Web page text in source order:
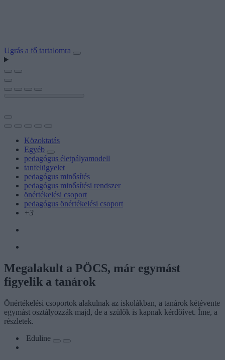
Ugrás a fő tartalomra
Közoktatás
Egyéb
pedagógus életpályamodell
tanfelügyelet
pedagógus minősítés
pedagógus minősítési rendszer
önértékelési csoport
pedagógus önértékelési csoport
+3
Megalakult a PÖCS, már egymást
figyelik a tanárok
Önértékelési csoportok alakulnak az iskolákban, a tanárok kétévente
egymást osztályozzák majd, de a szülők is kapnak kérdőívet. Íme, a
részletek.
Eduline